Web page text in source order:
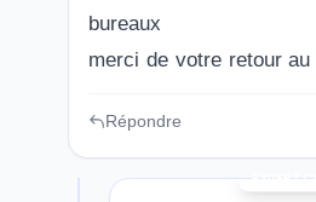
bureaux
merci de votre retour
Répondre